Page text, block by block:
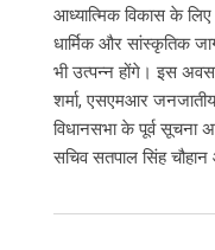
आध्यात्मिक विकास के
धार्मिक और सांस्कृतिक
भी उत्पन्न होंगे। इस
शर्मा, एसएमआर
विधानसभा के पूर्व सूचना
सचिव सतपाल सिंह